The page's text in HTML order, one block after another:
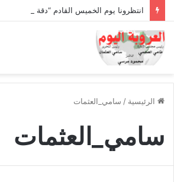
الرئيسية / سامي_العثمات
سامي_العثمات